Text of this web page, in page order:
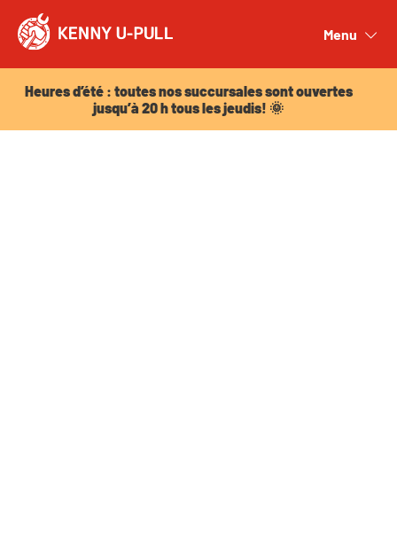
Menu
Heures d’été : toutes nos succursales sont ouvertes
jusqu’à 20 h tous les jeudis! 🌞